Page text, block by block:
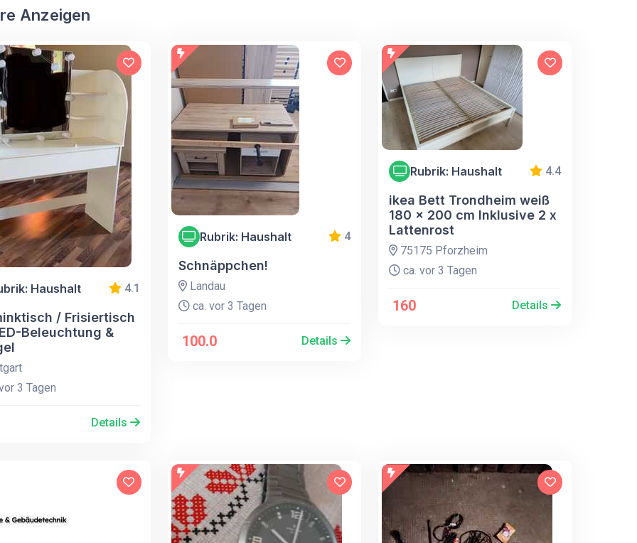
Anzeigen
Haushalt 4.1
/ Frisiertisch
Beleuchtung &
3 Tagen
Details
Rubrik: Haushalt 4
Schnäppchen!
Landau
ca. vor 3 Tagen
100.0 Details
Rubrik: Haushalt 4.4
ikea Bett Trondheim weiß
180 x 200 cm Inklusive 2 x
Lattenrost
75175 Pforzheim
ca. vor 3 Tagen
160 Details